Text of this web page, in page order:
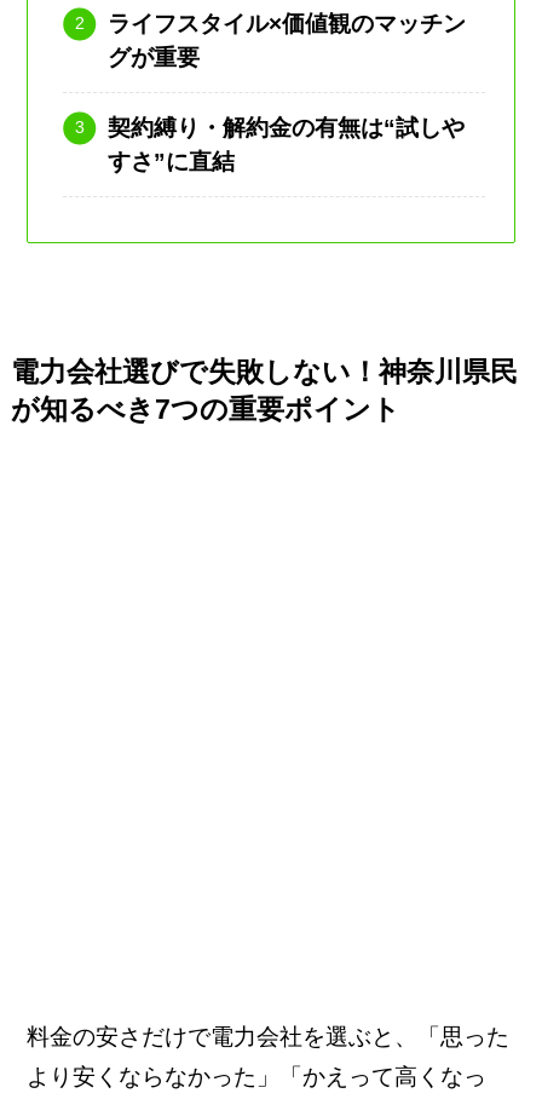
ライフスタイル×価値観のマッチン
グが重要
契約縛り・解約金の有無は“試しや
すさ”に直結
電力会社選びで失敗しない！神奈川県民
が知るべき7つの重要ポイント
料金の安さだけで電力会社を選ぶと、「思った
より安くならなかった」「かえって高くなっ